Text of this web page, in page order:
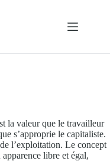
la valeur que le travailleur
s’approprie le capitaliste.
l’exploitation. Le concept
libre et égal,